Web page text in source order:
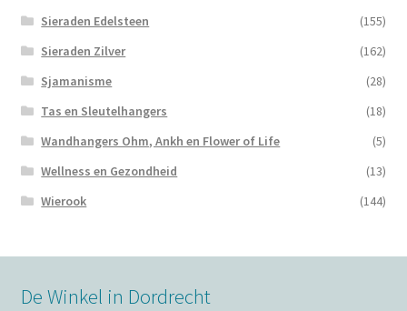
Sieraden Edelsteen
(155)
Sieraden Zilver
(162)
Sjamanisme
(28)
Tas en Sleutelhangers
(18)
Wandhangers Ohm, Ankh en Flower of Life
(5)
Wellness en Gezondheid
(13)
Wierook
(144)
De Winkel in Dordrecht